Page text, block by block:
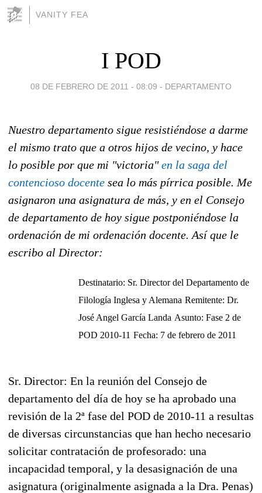
VANITY FEA
I POD
08 DE FEBRERO DE 2011 - 08:09 - DEPARTAMENTO
Nuestro departamento sigue resistiéndose a darme
el mismo trato que a otros hijos de vecino, y hace
lo posible por que mi "victoria"en la saga del
contencioso docente sea lo más pírrica posible. Me
asignaron una asignatura de más, y en el Consejo
de departamento de hoy sigue postponiéndose la
ordenación de mi ordenación docente. Así que le
escribo al Director:
Destinatario: Sr. Director del Departamento de
Filología Inglesa y Alemana Remitente: Dr.
José Angel García Landa Asunto: Fase 2 de
POD 2010-11 Fecha: 7 de febrero de 2011
Sr. Director: En la reunión del Consejo de
departamento del día de hoy se ha aprobado una
revisión de la 2ª fase del POD de 2010-11 a resultas
de diversas circunstancias que han hecho necesario
solicitar contratación de profesorado: una
incapacidad temporal, y la desasignación de una
asignatura (originalmente asignada a la Dra. Penas)